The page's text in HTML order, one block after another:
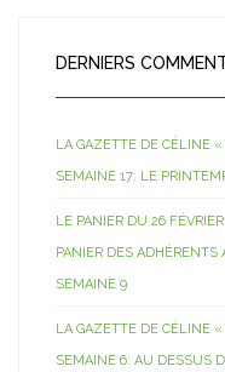
DERNIERS
LA GAZETTE DE CÉLINE
SEMAINE 17: LE
LE PANIER DU 26
PANIER DES
SEMAINE 9
LA GAZETTE DE CÉLINE
SEMAINE 6: AU DESSUS